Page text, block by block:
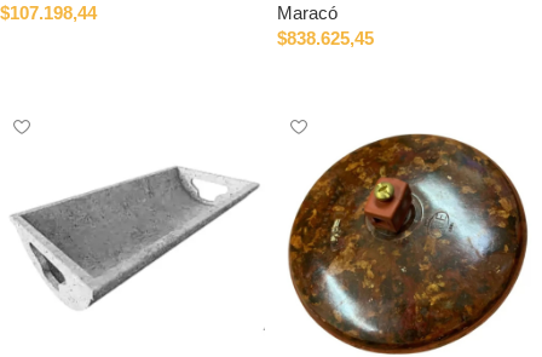
$107.198,44
Maracó
$838.625,45